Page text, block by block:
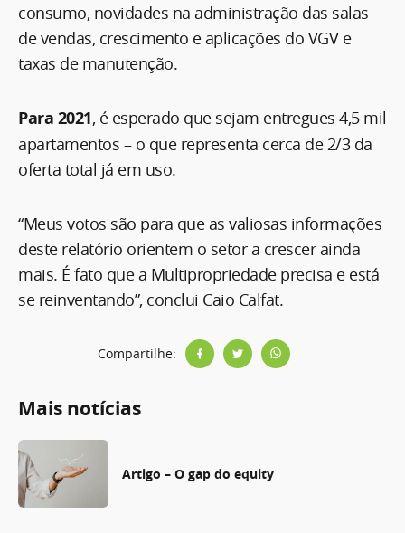
consumo, novidades na administração das salas
de vendas, crescimento e aplicações do VGV e
taxas de manutenção.
Para 2021, é esperado que sejam entregues 4,5 mil
apartamentos – o que representa cerca de 2/3 da
oferta total já em uso.
“Meus votos são para que as valiosas informações
deste relatório orientem o setor a crescer ainda
mais. É fato que a Multipropriedade precisa e está
se reinventando”, conclui Caio Calfat.
Compartilhe:
Mais notícias
Artigo – O gap do equity